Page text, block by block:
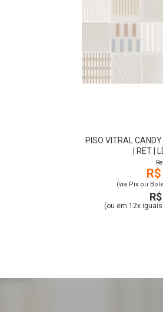
PISO VITRAL
| RET |
(via Pix ou
(ou em 12x